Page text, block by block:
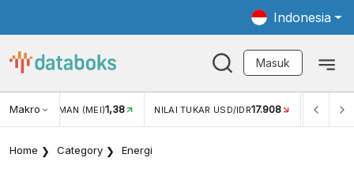
Indonesia
Masuk
Makro
USD/IDR 17.908 INFLASI YOY (JUL)2,88% INFLASI MOM (JUL)
Home Category Energi